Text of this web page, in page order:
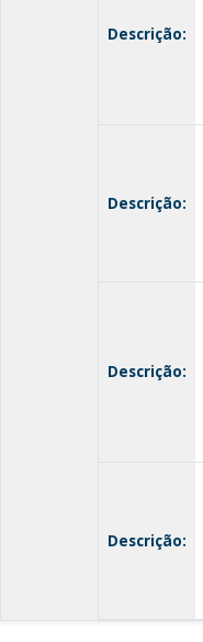
Descrição:
Descrição:
Descrição:
Descrição: